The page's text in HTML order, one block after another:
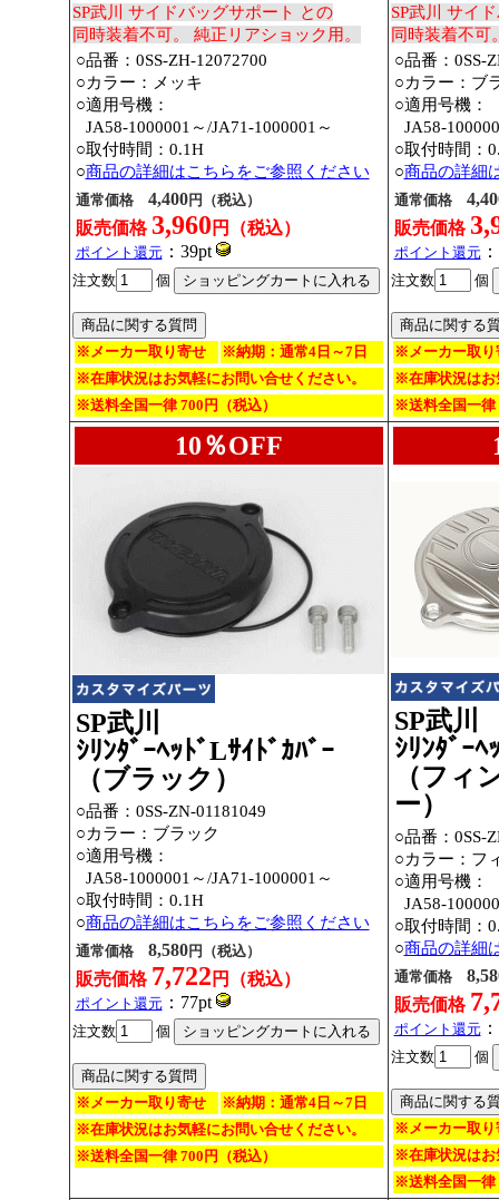
SP武川 サイドバッグサポート との
同時装着不可。 純正リアショック用。
○品番：0SS-ZH-12072700
○カラー：メッキ
○適用号機：
JA58-1000001～/JA71-1000001～
○取付時間：0.1H
○商品の詳細はこちらをご参照ください
通常価格 4,400円（税込）
販売価格 3,960 円（税込）
ポイント還元：39pt
注文数 個
※メーカー取り寄せ
※納期：通常4日～7日
※在庫状況はお気軽にお問い合せください。
※送料全国一律 700円（税込）
SP武川 サイ
同時装着不可
○品番：0SS-
○カラー：ブ
○適用号機：
JA58-
○取付時間：
○商品の詳細
通常価格
販売価格
ポイント還元
注文数 個
※メーカー取り
※在庫状況はお
※送料全国一律
10％OFF
SP武川
ｼﾘﾝﾀﾞｰﾍｯﾄﾞLｻｲﾄﾞｶﾊﾞｰ
（ブラック）
○品番：0SS-ZN-01181049
○カラー：ブラック
○適用号機：
JA58-1000001～/JA71-1000001～
○取付時間：0.1H
○商品の詳細はこちらをご参照ください
通常価格 8,580円（税込）
販売価格 7,722 円（税込）
ポイント還元：77pt
注文数 個
※メーカー取り寄せ
※納期：通常4日～7日
※在庫状況はお気軽にお問い合せください。
※送料全国一律 700円（税込）
SP武川
ｼﾘﾝﾀﾞｰﾍ
（フィ
ー）
○品番：0SS-
○カラー：フ
○適用号機：
JA58-
○取付時間：
○商品の詳細
通常価格
販売価格
ポイント還元
注文数 個
※メーカー取り
※在庫状況はお
※送料全国一律